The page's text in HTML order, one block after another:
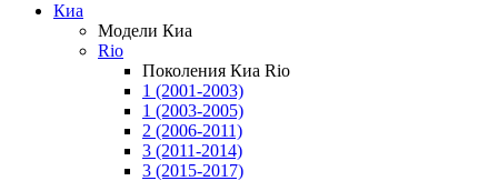
Киа
Модели Киа
Rio
Поколения Киа Rio
1 (2001-2003)
1 (2003-2005)
2 (2006-2011)
3 (2011-2014)
3 (2015-2017)